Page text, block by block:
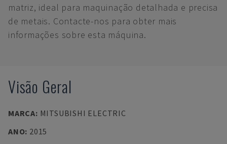
matriz, ideal para maquinação detalhada e precisa
de metais. Contacte-nos para obter mais
informações sobre esta máquina.
Visão Geral
MARCA: MITSUBISHI ELECTRIC
ANO: 2015